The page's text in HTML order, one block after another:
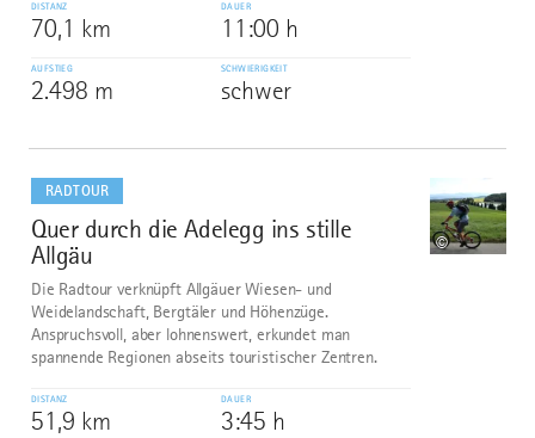
DISTANZ
70,1 km
DAUER
11:00 h
AUFSTIEG
2.498 m
SCHWIERIGKEIT
schwer
RADTOUR
7
Quer durch die Adelegg ins stille
Allgäu
©
Die Radtour verknüpft Allgäuer Wiesen- und
Weidelandschaft, Bergtäler und Höhenzüge.
Anspruchsvoll, aber lohnenswert, erkundet man
spannende Regionen abseits touristischer Zentren.
DISTANZ
51,9 km
DAUER
3:45 h
dazu